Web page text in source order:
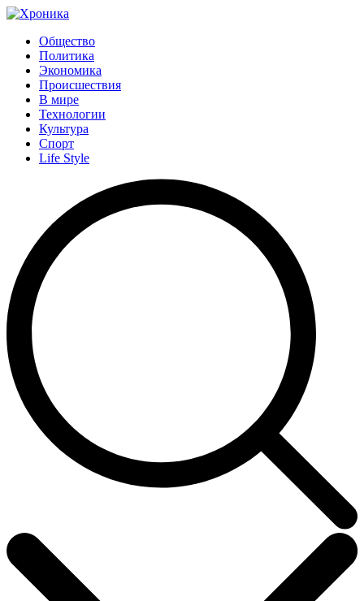
Общество
Политика
Экономика
Происшествия
В мире
Технологии
Культура
Спорт
Life Style